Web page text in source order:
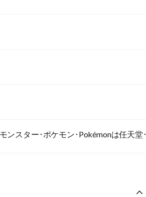
ンスター･ポケモン･Pokémonは任天堂･